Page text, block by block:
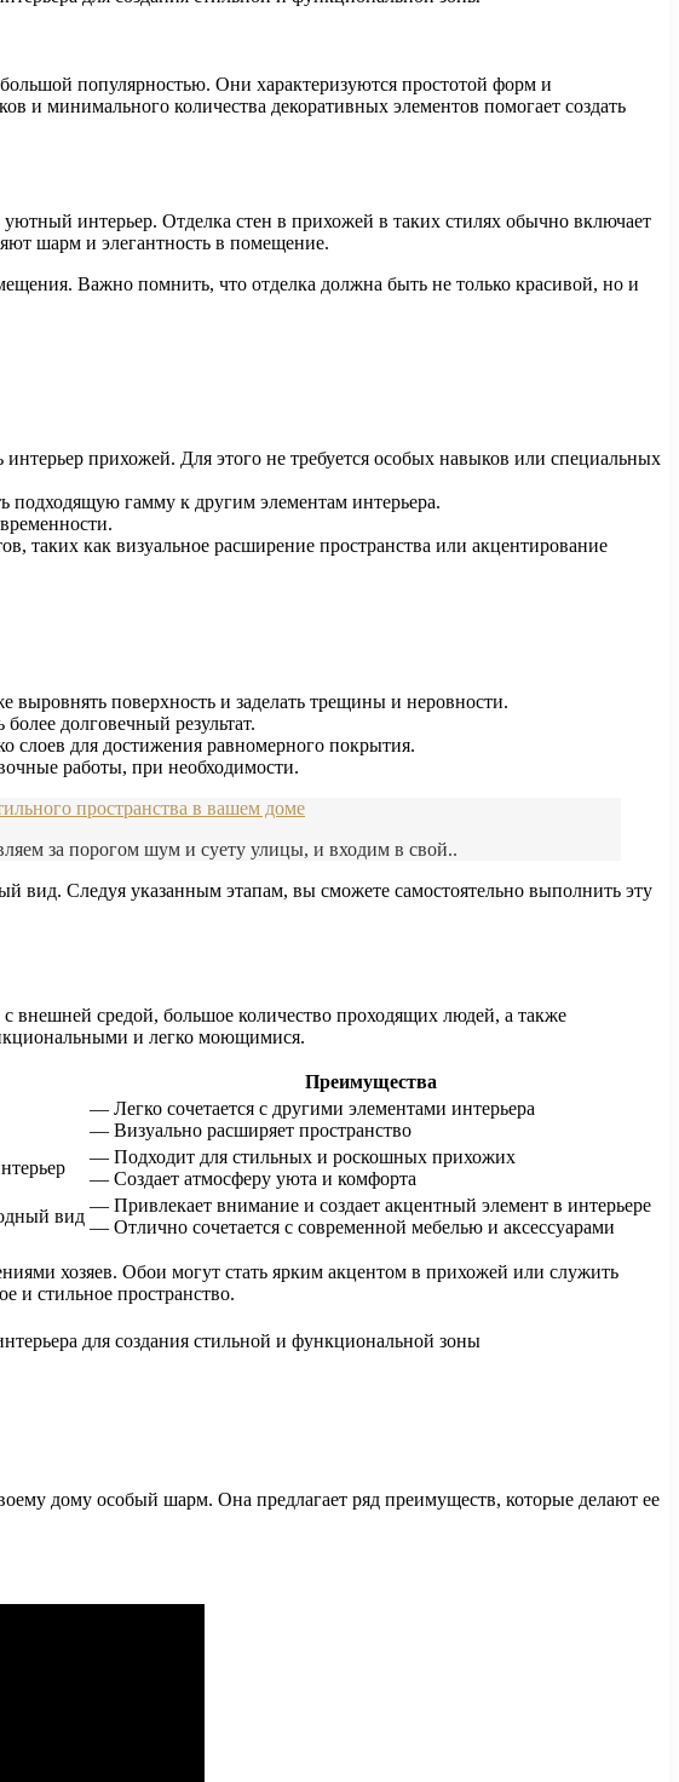
популярностью. Они характеризуются простотой форм и
и минимального количества декоративных элементов помогает создать
интерьер. Отделка стен в прихожей в таких стилях обычно включает
шарм и элегантность в помещение.
Важно помнить, что отделка должна быть не только красивой, но и
прихожей. Для этого не требуется особых навыков или специальных
подходящую гамму к другим элементам интерьера.
таких как визуальное расширение пространства или акцентирование
выровнять поверхность и заделать трещины и неровности.
долговечный результат.
слоев для достижения равномерного покрытия.
работы, при необходимости.
пространства в вашем доме
за порогом шум и суету улицы, и входим в свой..
вид. Следуя указанным этапам, вы сможете самостоятельно выполнить эту
внешней средой, большое количество проходящих людей, а также
и легко моющимися.
Преимущества
— Легко сочетается с другими элементами интерьера
— Визуально расширяет пространство
— Подходит для стильных и роскошных прихожих
— Создает атмосферу уюта и комфорта
вид
— Привлекает внимание и создает акцентный элемент в интерьере
— Отлично сочетается с современной мебелью и аксессуарами
хозяев. Обои могут стать ярким акцентом в прихожей или служить
и стильное пространство.
дому особый шарм. Она предлагает ряд преимуществ, которые делают ее